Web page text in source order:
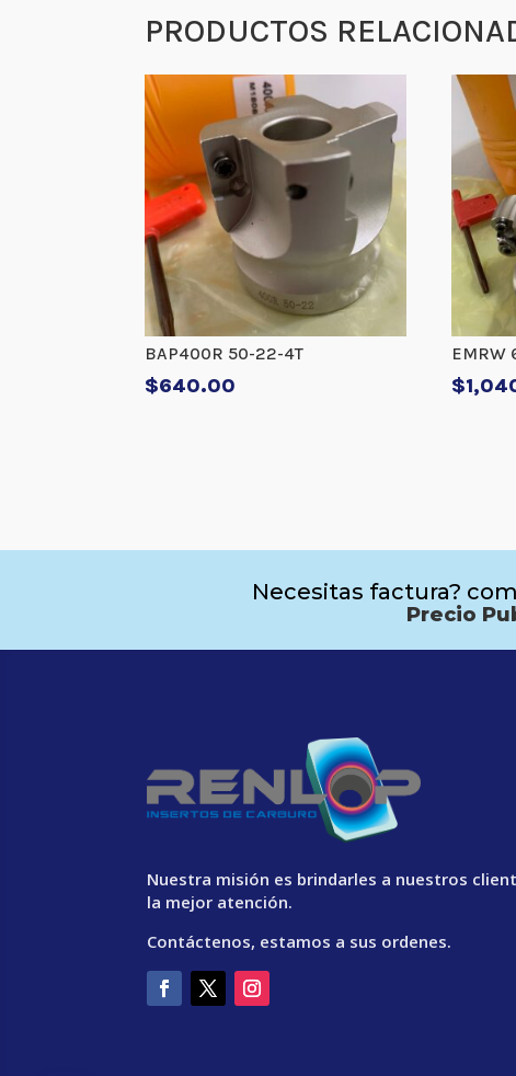
PRODUCTOS
BAP400R 50-22-4T
$640.00
EMRW
$
Necesitas factura?
Precio
Nuestra misión es brindarles a nuestros
la mejor atención.
Contáctenos, estamos a sus ordenes.